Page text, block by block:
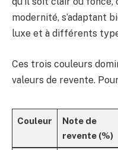
modernité, s’adaptant
luxe et à différents
Ces trois couleurs
valeurs de revente.
Couleur
Note de
revente (%)